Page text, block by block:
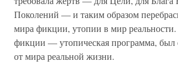
Поколений — и таким образом
мира фикции, утопии в мир реальности.
фикции — утопическая программа, был
от мира реальной жизни.